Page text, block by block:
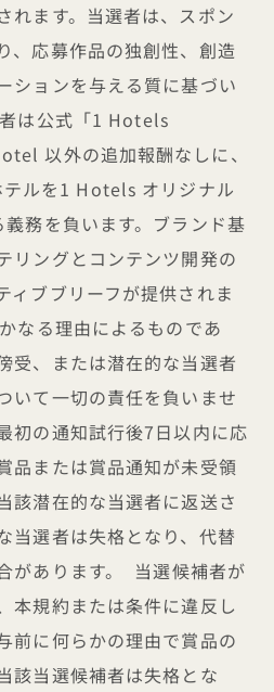
れます。当選者は、スポン
、応募作品の独創性、創造
ションを与える質に基づい
は公式「1 Hotels
以外の追加報酬なしに、
ルを1 Hotels オリジナル
務を負います。ブランド基
リングとコンテンツ開発の
ィブブリーフが提供されま
なる理由によるものであ
受、または潜在的な当選者
いて一切の責任を負いませ
初の通知試行後7日以内に応
品または賞品通知が未受領
該潜在的な当選者に返送さ
当選者は失格となり、代替
があります。 当選候補者が
本規約または条件に違反し
前に何らかの理由で賞品の
該当選候補者は失格とな